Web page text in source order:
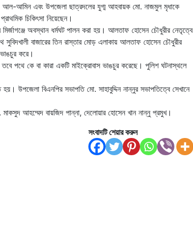
আমিন এবং উপজেলা ছাত্রদলের যুগ্ম আহবায়ক মো. নাজমুল মৃধাকে
চিকিৎসা নিয়েছেন।
মির্জাগঞ্জে অবস্থান ধর্মঘট পালন করা হয়। আলতাফ হোসেন চৌধুরীর নেতৃত্বে
সুবিদখালী বাজারের তিন রাস্তার মোড় এলাকায় আলতাফ হোসেন চৌধুরীর
করে।
পথে কে বা কারা একটি মাইক্রোবাস ভাঙচুর করেছে। পুলিশ ঘটনাস্থলে
উপজেলা বিএনপির সভাপতি মো. সাহাবুদ্দিন নান্নুর সভাপতিত্বে সেখানে
আহম্মেদ বায়জিদ পান্না, দেলোয়ার হোসেন খান নান্নু প্রমুখ।
সংবাদটি শেয়ার করুন